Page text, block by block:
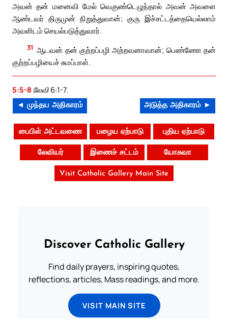
அவன் தன் மனைவி மேல் வெகுண்டெழுந்தால் அவன் அவளை
ஆண்டவர் திருமுன் நிறுத்துவான்; குரு இச்சட்டத்தையெல்லாம்
அவளிடம் செயல்படுத்துவார்.
31 ஆடவன் தன் குற்றப்பழி அற்றவனாவான்; பெண்ணோ தன்
குற்றப்பழியைச் சுமப்பாள்.
5:5-8 லேவி 6:1-7.
◄ முந்தய அதிகாரம் அடுத்த அதிகாரம் ►
பைபிள் அட்டவணை பழைய ஏற்பாடு புதிய ஏற்பாடு
லேவியர் இணைச் சட்டம் யோசுவா
Visit Catholic Gallery Main Site
Discover Catholic Gallery
Find daily prayers, inspiring quotes,
reflections, articles, Mass readings, and more.
VISIT MAIN SITE